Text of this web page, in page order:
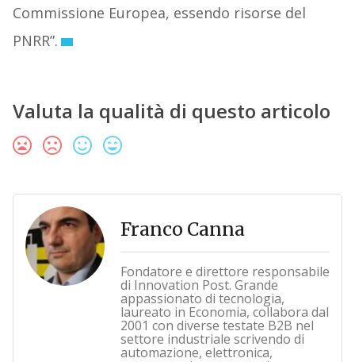
Commissione Europea, essendo risorse del
PNRR”.
Valuta la qualità di questo articolo
Franco Canna
Fondatore e direttore responsabile
di Innovation Post. Grande
appassionato di tecnologia,
laureato in Economia, collabora dal
2001 con diverse testate B2B nel
settore industriale scrivendo di
automazione, elettronica,